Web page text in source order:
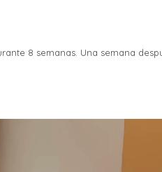
8 semanas. Una semana